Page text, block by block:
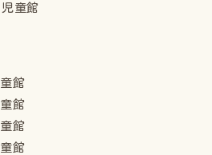
童館
館
館
館
館